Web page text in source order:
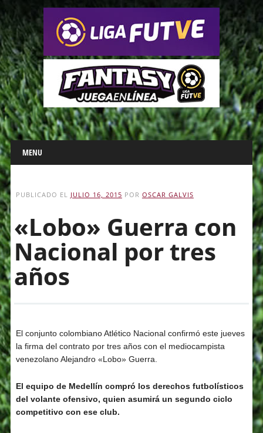
Main menu
Skip
to
content
MENU
PUBLICADO EL JULIO 16, 2015 POR OSCAR GALVIS
«Lobo» Guerra con
Nacional por tres
años
El conjunto colombiano Atlético Nacional confirmó este jueves
la firma del contrato por tres años con el mediocampista
venezolano Alejandro «Lobo» Guerra.
El equipo de Medellín compró los derechos futbolísticos
del volante ofensivo, quien asumirá un segundo ciclo
competitivo con ese club.